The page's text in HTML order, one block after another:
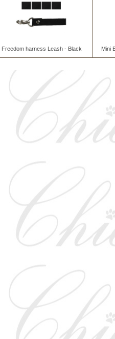
Freedom harness Leash - Black Mini